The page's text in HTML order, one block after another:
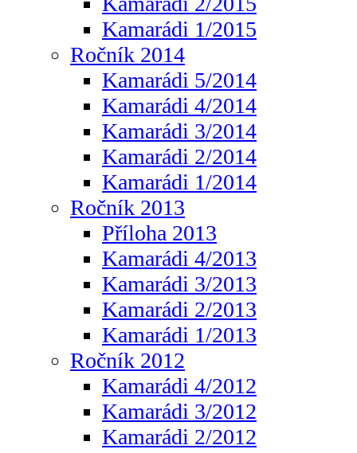
Kamarádi 1/2015
Ročník 2014
Kamarádi 5/2014
Kamarádi 4/2014
Kamarádi 3/2014
Kamarádi 2/2014
Kamarádi 1/2014
Ročník 2013
Příloha 2013
Kamarádi 4/2013
Kamarádi 3/2013
Kamarádi 2/2013
Kamarádi 1/2013
Ročník 2012
Kamarádi 4/2012
Kamarádi 3/2012
Kamarádi 2/2012